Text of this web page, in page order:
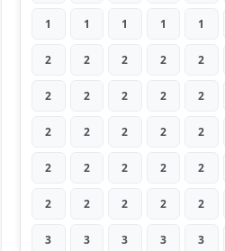
1 1 1 1 1
2 2 2 2 2
2 2 2 2 2
2 2 2 2 2
2 2 2 2 2
2 2 2 2 2
3 3 3 3 3